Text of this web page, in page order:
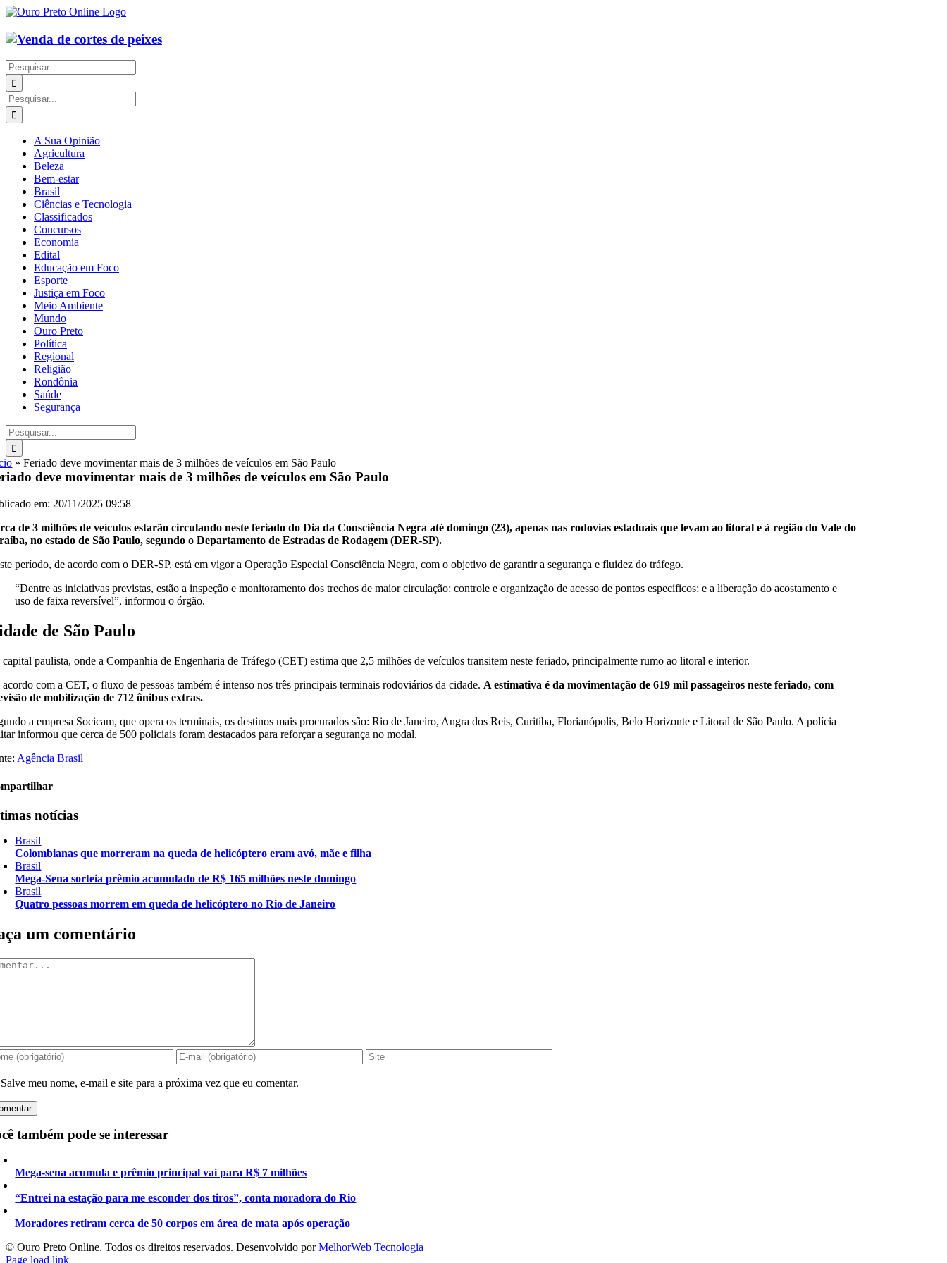
Ir
o
conteúdo
Buscar
resultados
para:
Buscar
resultados
para:
A Sua Opinião
Agricultura
Beleza
Bem-estar
Brasil
Ciências e Tecnologia
Classificados
Concursos
Economia
Edital
Educação em Foco
Esporte
Justiça em Foco
Meio Ambiente
Mundo
Ouro Preto
Política
Regional
Religião
Rondônia
Saúde
Segurança
Buscar
resultados
para:
»Feriado deve movimentar mais de 3 milhões de veículos em São Paulo
deve movimentar mais de 3 milhões de veículos em São Paulo
em: 20/11/2025 09:58
de 3 milhões de veículos estarão circulando neste feriado do Dia da Consciência Negra até domingo (23), apenas nas rodovias estaduais que levam ao litoral e à região do Vale do
no estado de São Paulo, segundo o Departamento de Estradas de Rodagem (DER-SP).
período, de acordo com o DER-SP, está em vigor a Operação Especial Consciência Negra, com o objetivo de garantir a segurança e fluidez do tráfego.
“Dentre as iniciativas previstas, estão a inspeção e monitoramento dos trechos de maior circulação; controle e organização de acesso de pontos específicos; e a liberação do acostamento e
uso de faixa reversível”, informou o órgão.
de São Paulo
capital paulista, onde a Companhia de Engenharia de Tráfego (CET) estima que 2,5 milhões de veículos transitem neste feriado, principalmente rumo ao litoral e interior.
acordo com a CET, o fluxo de pessoas também é intenso nos três principais terminais rodoviários da cidade. A estimativa é da movimentação de 619 mil passageiros neste feriado, com
de mobilização de 712 ônibus extras.
a empresa Socicam, que opera os terminais, os destinos mais procurados são: Rio de Janeiro, Angra dos Reis, Curitiba, Florianópolis, Belo Horizonte e Litoral de São Paulo. A polícia
informou que cerca de 500 policiais foram destacados para reforçar a segurança no modal.
Agência Brasil
notícias
Brasil
Colombianas que morreram na queda de helicóptero eram avó, mãe e filha
Brasil
Mega-Sena sorteia prêmio acumulado de R$ 165 milhões neste domingo
Brasil
Quatro pessoas morrem em queda de helicóptero no Rio de Janeiro
um comentário
Salve meu nome, e-mail e site para a próxima vez que eu comentar.
também pode se interessar
Mega-sena acumula e prêmio principal vai para R$ 7 milhões
“Entrei na estação para me esconder dos tiros”, conta moradora do Rio
Moradores retiram cerca de 50 corpos em área de mata após operação
©️ Ouro Preto Online. Todos os direitos reservados. Desenvolvido porMelhorWeb Tecnologia
Page load link